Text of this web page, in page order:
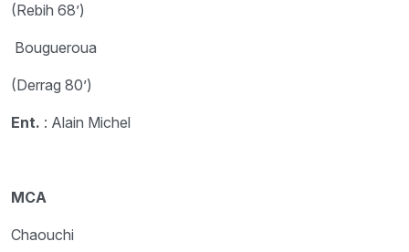
(Rebih 68’)
Bougueroua
(Derrag 80’)
Ent. : Alain Michel
MCA
Chaouchi